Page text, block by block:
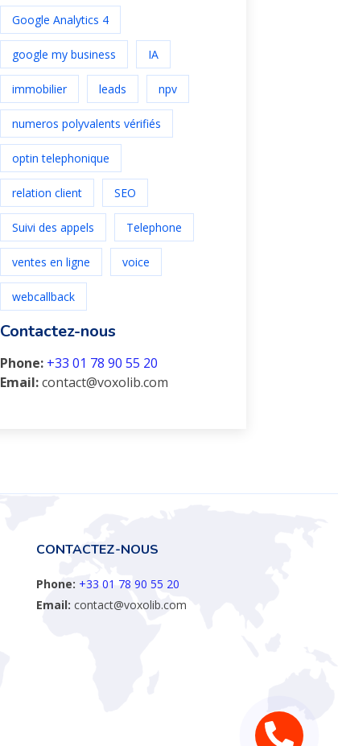
Google Analytics 4
google my business IA
immobilier leads npv
numeros polyvalents vérifiés
optin telephonique
relation client SEO
Suivi des appels Telephone
ventes en ligne voice
webcallback
Contactez-nous
Phone: +33 01 78 90 55 20
Email:contact@voxolib.com
CONTACTEZ-NOUS
Phone: +33 01 78 90 55 20
Email: contact@voxolib.com